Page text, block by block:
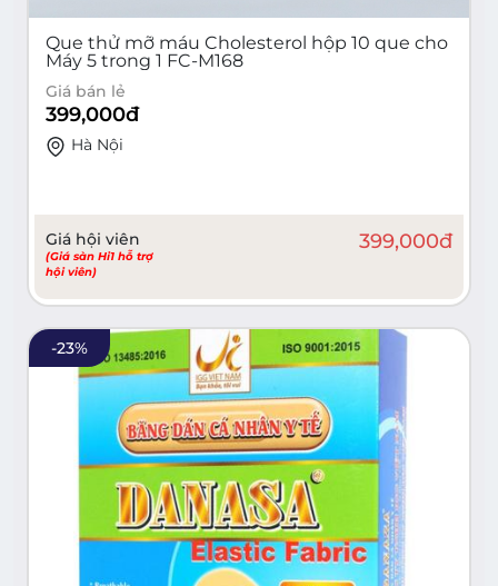
Que thử mỡ máu Cholesterol hộp 10 que cho
Máy 5 trong 1 FC-M168
Giá bán lẻ
399,000đ
Hà Nội
Giá hội viên
(Giá sàn Hi1 hỗ trợ
hội viên)
399,000đ
-23%